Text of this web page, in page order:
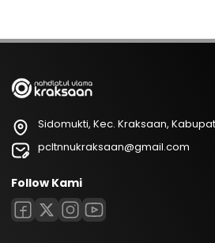
Sidomukti, Kec. Kraksaan,
pcltnnukraksaan@gmail.com
Follow Kami